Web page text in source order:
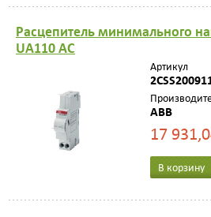
Расцепитель минимального
UA110 AC
Артикул
ABB
17
В корзину